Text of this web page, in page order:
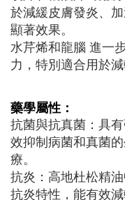
於減緩皮膚發炎、
顯著效果。
水芹烯和龍腦 進一
力，特別適合用於
藥學屬性：
抗菌與抗真菌：具
效抑制病菌和真菌
療。
抗炎：高地杜松精
抗炎特性，能有效減